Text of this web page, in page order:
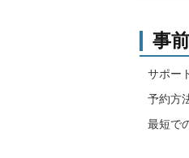
事
サポー
予約方
最短で